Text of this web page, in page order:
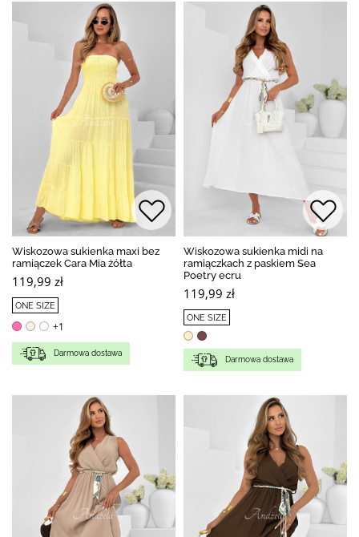
Wiskozowa sukienka maxi bez
ramiączek Cara Mia żółta
119,99 zł
ONE SIZE
+1
Darmowa dostawa
Wiskozowa sukienka midi na
ramiączkach z paskiem Sea
Poetry ecru
119,99 zł
ONE SIZE
Darmowa dostawa